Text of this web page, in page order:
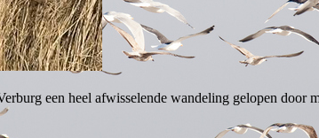
een heel afwisselende wandeling gelopen